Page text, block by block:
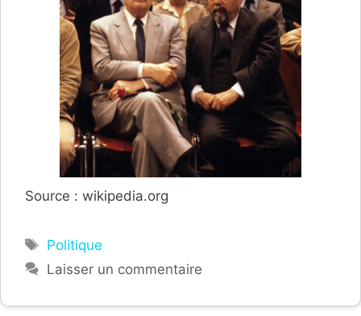
Source : wikipedia.org
Étiquettes
Politique
Laisser un commentaire